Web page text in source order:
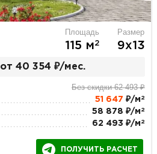
Площадь
115 м2
Размер
9х13
от 40 354 ₽/мес.
Без скидки 62 493 ₽
51 647 ₽/м 2
58 878 ₽/м 2
62 493 ₽/м 2
ПОЛУЧИТЬ РАСЧЕТ